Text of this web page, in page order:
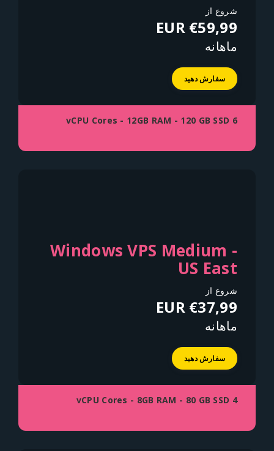
شروع از
€59,99 EUR
ماهانه
سفارش دهید
Windows VPS Medium -
US East
شروع از
€37,99 EUR
ماهانه
سفارش دهید